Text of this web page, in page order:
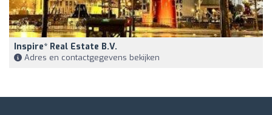
Inspire* Real Estate B.v.
Adres en contactgegevens bekijken